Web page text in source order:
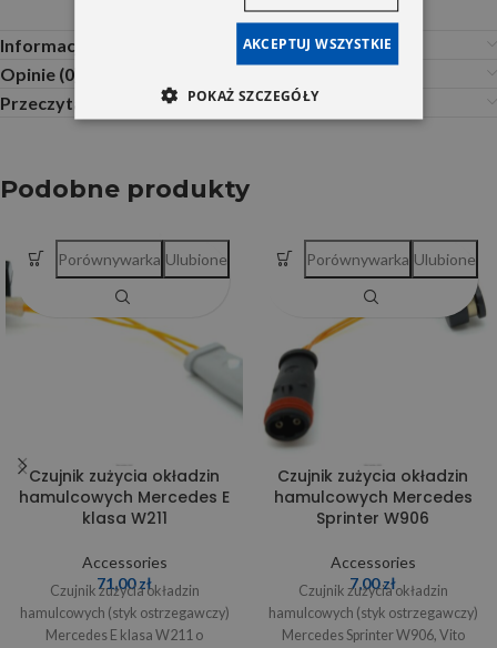
Informacje dodatkowe
Opinie (0)
Przeczytaj Przed Zakupem
Podobne produkty
Czujnik zużycia okładzin
hamulcowych Mercedes E
klasa W211
Accessories
71,00zł
Czujnik zużycia okładzin
hamulcowych (styk ostrzegawczy)
Mercedes E klasa W211 o
Porównywarka Ulubione
Czujnik zużycia okładzin
hamulcowych Mercedes
Sprinter W906
Accessories
7,00zł
Czujnik zużycia okładzin
hamulcowych (styk ostrzegawczy)
Mercedes Sprinter W906, Vito
Porównywarka Ulubione
AKCEPTUJ WSZYSTKIE
POKAŻ SZCZEGÓŁY